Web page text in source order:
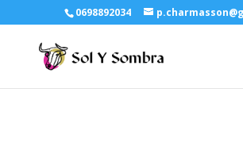
0698892034